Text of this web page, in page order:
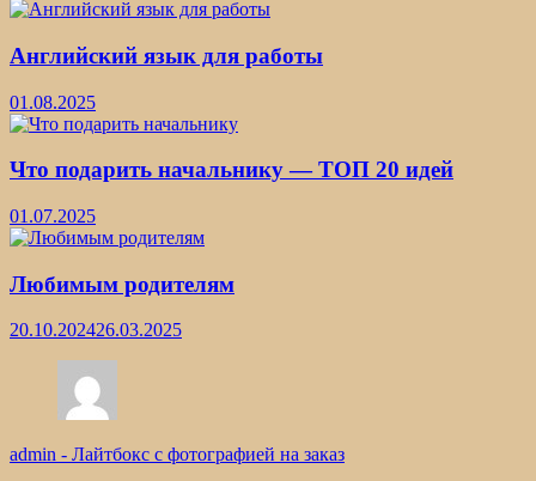
Английский язык для работы
01.08.2025
Что подарить начальнику — ТОП 20 идей
01.07.2025
Любимым родителям
20.10.202426.03.2025
admin - Лайтбокс с фотографией на заказ